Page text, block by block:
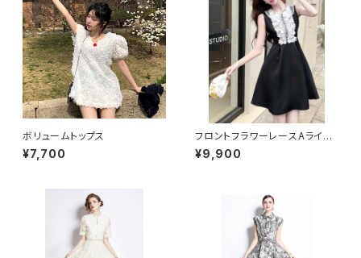
ボリュームトップス
¥7,700
フロントフラワーレースAライン
ワンピース
¥9,900